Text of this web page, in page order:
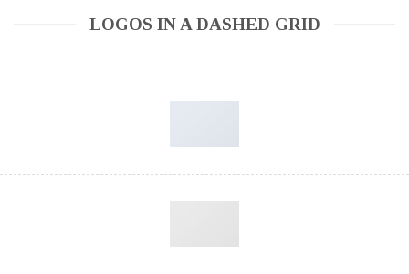
LOGOS IN A DASHED GRID